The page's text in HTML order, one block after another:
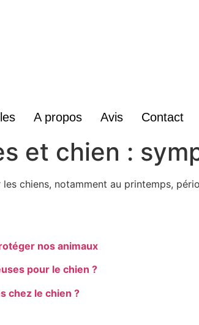
A propos Avis Contact
et chien :
chiens, notamment au printemps,
nos animaux
pour le chien ?
chez le chien ?